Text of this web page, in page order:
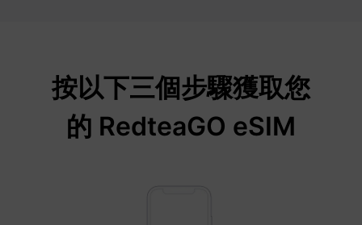
按以下三個步驟獲取您
的 RedteaGO eSIM